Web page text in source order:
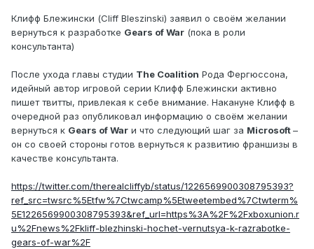
Клифф Блежински (Cliff Bleszinski) заявил о своём желании
вернуться к разработке Gears of War (пока в роли
консультанта)
После ухода главы студии The Coalition Рода Фергюсcона,
идейный автор игровой серии Клифф Блежински активно
пишет твитты, привлекая к себе внимание. Накануне Клифф в
очередной раз опубликовал информацию о своём желании
вернуться к Gears of War и что следующий шаг за Microsoft–
он со своей стороны готов вернуться к развитию франшизы в
качестве консультанта.
https://twitter.com/therealcliffyb/status/1226569900308795393?
ref_src=twsrc%5Etfw%7Ctwcamp%5Etweetembed%7Ctwterm%
5E1226569900308795393&ref_url=https%3A%2F%2Fxboxunion.r
u%2Fnews%2Fkliff-blezhinski-hochet-vernutsya-k-razrabotke-
gears-of-war%2F